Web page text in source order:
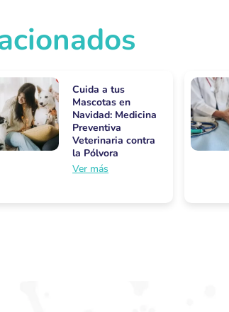
Cuida a tus
Mascotas en
Navidad: Medicina
Preventiva
Veterinaria contra
la Pólvora
Ver más